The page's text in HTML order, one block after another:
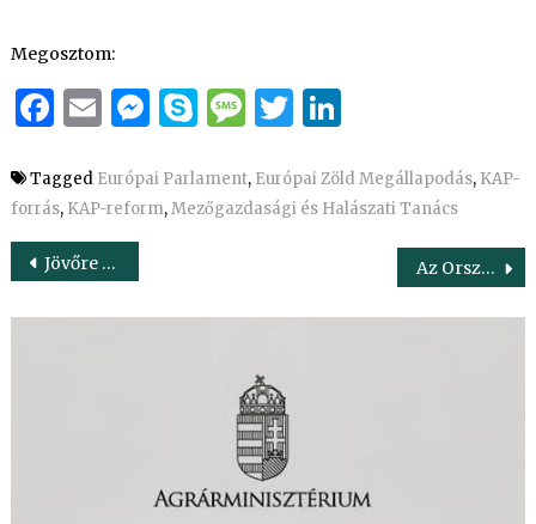
Megosztom:
Facebook
Email
Messenger
Skype
Message
Twitter
LinkedIn
Tagged Európai Parlament, Európai Zöld Megállapodás, KAP-
forrás, KAP-reform,Mezőgazdasági és Halászati Tanács
Bejegyzés
navigáció
Jövőre ültetvénytelepítési pályázatot tervez az Agrárminisztérium Az Országgyűlés elfogadta a családi gazdaságokról szóló törvényjavaslatot